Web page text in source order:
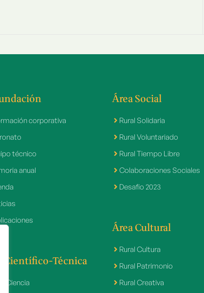
corporativa
técnico
anual
Científico-Técnica
Ciencia
Área Social
Rural Solidaria
Rural Voluntariado
Rural Tiempo Libre
Colaboraciones Sociales
Desafio 2023
Área Cultural
Rural Cultura
Rural Patrimonio
Rural Creativa